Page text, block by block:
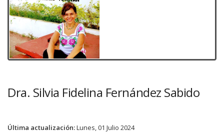
Dra. Silvia Fidelina Fernández Sabido
Última actualización:Lunes, 01 Julio 2024